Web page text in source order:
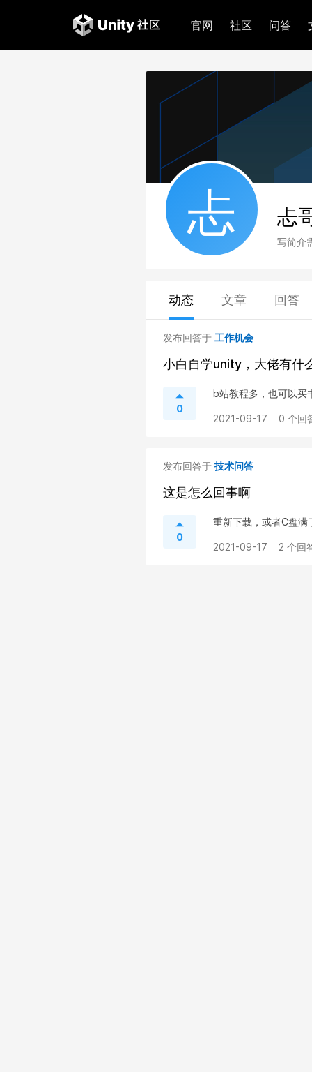
官网 社区 问答
忐 忐
写简介
动态 文章 回答
发布回答于 工作机会
小白自学unity，大佬有什
0
b站教程多，也可以买
2021-09-17 0 个回
发布回答于 技术问答
这是怎么回事啊
0
重新下载，或者C盘满
2021-09-17 2 个回